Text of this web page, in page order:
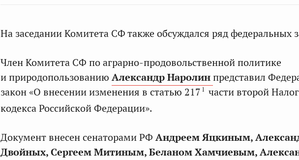
На заседании Комитета СФ также обсуждался ряд федеральных
Член Комитета СФ по аграрно-продовольственной политике
и природопользованию Александр Наролинпредставил
закон «О внесении изменения в статью 217 1
части второй
кодекса Российской Федерации».
Документ внесен сенаторами РФ Андреем Яцкиным,
Двойных, Сергеем Митиным, Беланом Хамчиевым,